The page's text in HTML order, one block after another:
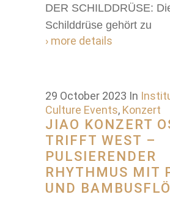
DER SCHILDDRÜSE:
Schilddrüse gehört zu
› more details
29 October 2023 In
Culture Events, Konzert
JIAO KONZERT
TRIFFT WEST –
PULSIERENDER
RHYTHMUS MIT
UND